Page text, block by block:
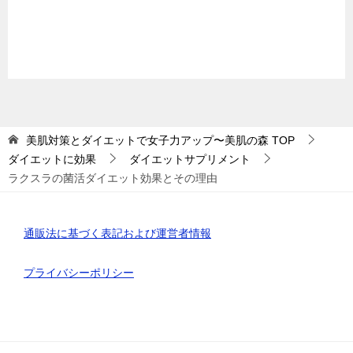
美肌対策とダイエットで女子力アップ〜美肌の森 TOP
ダイエットに効果
ダイエットサプリメント
ラクスラの菌活ダイエット効果とその理由
通販法に基づく表記および運営者情報
プライバシーポリシー